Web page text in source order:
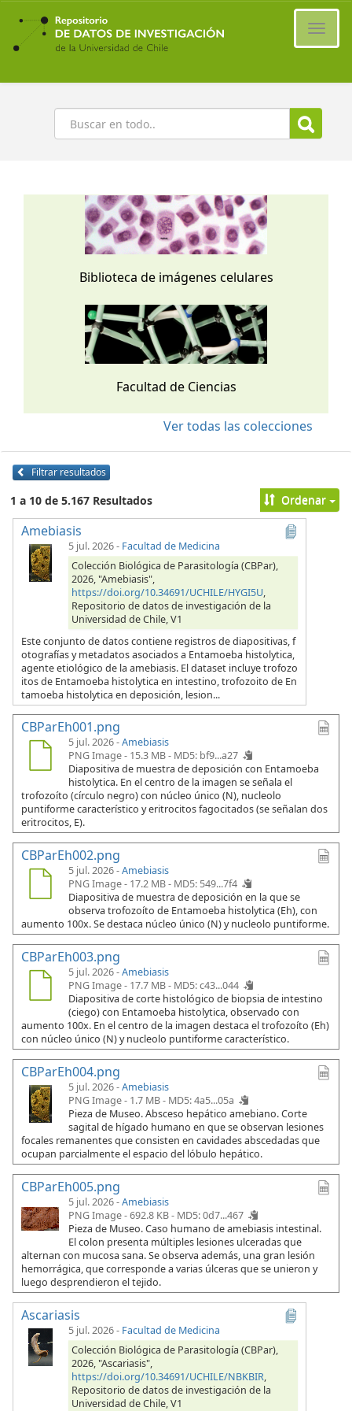
Ir
contenido
principal
Buscar
Biblioteca de imágenes celulares
Facultad de Ciencias
Ver todas las colecciones
Filtrar resultados
1 a 10 de 5.167 Resultados Ordenar
Amebiasis
5 jul. 2026- Facultad de Medicina
Colección Biológica de Parasitología (CBPar),
2026, "Amebiasis",
https://doi.org/10.34691/UCHILE/HYGI5U,
Repositorio de datos de investigación de la
Universidad de Chile, V1
Este conjunto de datos contiene registros de diapositivas, f
otografías y metadatos asociados a Entamoeba histolytica,
agente etiológico de la amebiasis. El dataset incluye trofozo
itos de Entamoeba histolytica en intestino, trofozoito de En
tamoeba histolytica en deposición, lesion...
CBParEh001.png
5 jul. 2026 -Amebiasis
PNG Image - 15.3 MB - MD5: bf9...a27
Diapositiva de muestra de deposición con Entamoeba
histolytica. En el centro de la imagen se señala el
trofozoíto (círculo negro) con núcleo único (N), nucleolo
puntiforme característico y eritrocitos fagocitados (se señalan dos
eritrocitos, E).
CBParEh002.png
5 jul. 2026 -Amebiasis
PNG Image - 17.2 MB - MD5: 549...7f4
Diapositiva de muestra de deposición en la que se
observa trofozoíto de Entamoeba histolytica (Eh), con
aumento 100x. Se destaca núcleo único (N) y nucleolo puntiforme.
CBParEh003.png
5 jul. 2026 -Amebiasis
PNG Image - 17.7 MB - MD5: c43...044
Diapositiva de corte histológico de biopsia de intestino
(ciego) con Entamoeba histolytica, observado con
aumento 100x. En el centro de la imagen destaca el trofozoíto (Eh)
con núcleo único (N) y nucleolo puntiforme característico.
CBParEh004.png
5 jul. 2026 -Amebiasis
PNG Image - 1.7 MB - MD5: 4a5...05a
Pieza de Museo. Absceso hepático amebiano. Corte
sagital de hígado humano en que se observan lesiones
focales remanentes que consisten en cavidades abscedadas que
ocupan parcialmente el espacio del lóbulo hepático.
CBParEh005.png
5 jul. 2026 -Amebiasis
PNG Image - 692.8 KB - MD5: 0d7...467
Pieza de Museo. Caso humano de amebiasis intestinal.
El colon presenta múltiples lesiones ulceradas que
alternan con mucosa sana. Se observa además, una gran lesión
hemorrágica, que corresponde a varias úlceras que se unieron y
luego desprendieron el tejido.
Ascariasis
5 jul. 2026- Facultad de Medicina
Colección Biológica de Parasitología (CBPar),
2026, "Ascariasis",
https://doi.org/10.34691/UCHILE/NBKBIR,
Repositorio de datos de investigación de la
Universidad de Chile, V1